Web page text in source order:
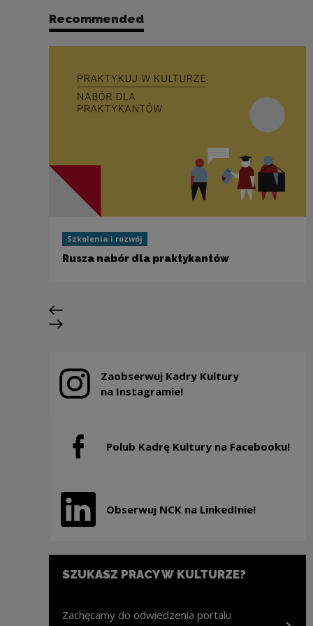
Recommended
Szkolenia i rozwój
Rusza nabór dla praktykantów
Previous slide
Next slide
Zaobserwuj Kadry Kultury
na Instagramie!
Note, the link will open in a new window
Polub Kadrę Kultury na Facebooku!
Note, the link will open in a new window
Obserwuj NCK na LinkedInie!
Note, the link will open in a new window
SZUKASZ PRACY W KULTURZE?
Zachęcamy do odwiedzenia portalu